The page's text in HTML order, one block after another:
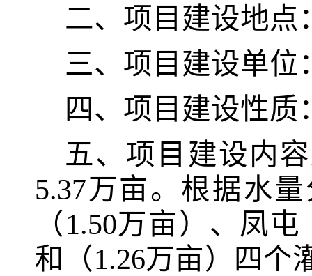
二、项目建设地点
三、项目建设单位
四、项目建设性质
五、项目建设内
5.37万亩。根据水
（ 1.50万亩）、凤屯
和（1.26万亩）四个